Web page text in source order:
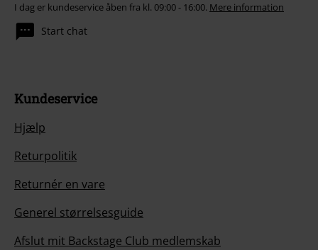
I dag er kundeservice åben fra kl. 09:00 - 16:00. Mere information
Start chat
Kundeservice
Hjælp
Returpolitik
Returnér en vare
Generel størrelsesguide
Afslut mit Backstage Club medlemskab